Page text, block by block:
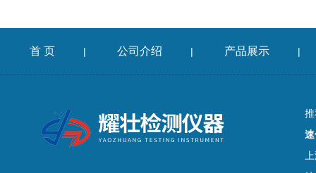
首 页 | 公司介绍 | 产品展示 |